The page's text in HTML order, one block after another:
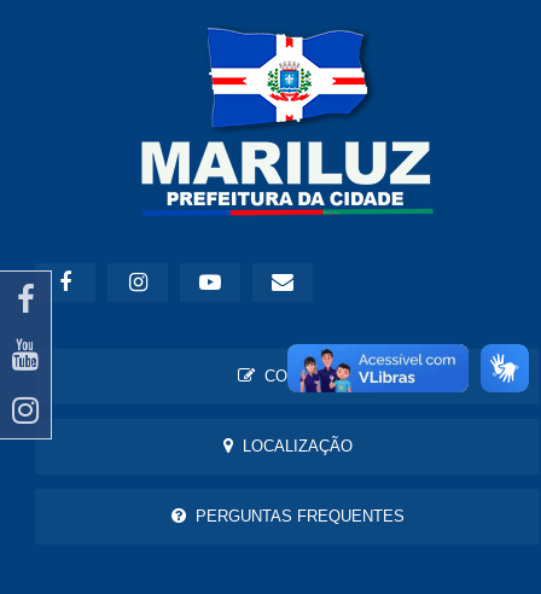
CONTATO
LOCALIZAÇÃO
PERGUNTAS FREQUENTES